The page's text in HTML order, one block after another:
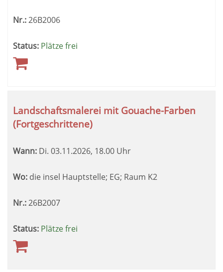
Nr.:26B2006
Status: Plätze frei
Landschaftsmalerei mit Gouache-Farben
(Fortgeschrittene)
Wann: Di. 03.11.2026, 18.00 Uhr
Wo: die insel Hauptstelle; EG; Raum K2
Nr.:26B2007
Status: Plätze frei